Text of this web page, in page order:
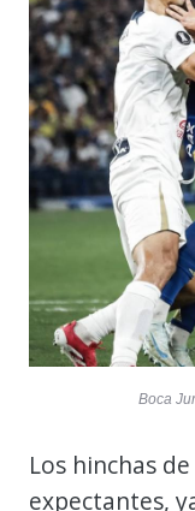
Boca
Los hinchas
expectantes,